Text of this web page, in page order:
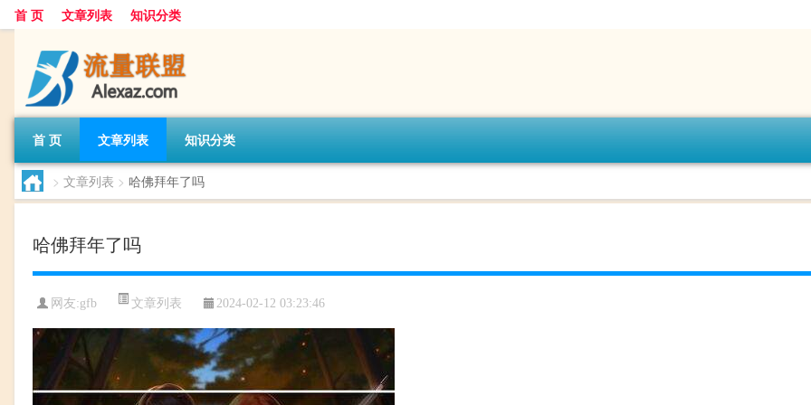
首 页 文章列表 知识分类
首 页 文章列表 知识分类
> 文章列表 > 哈佛拜年了吗
哈佛拜年了吗
网友:gfb 文章列表 2024-02-12 03:23:46